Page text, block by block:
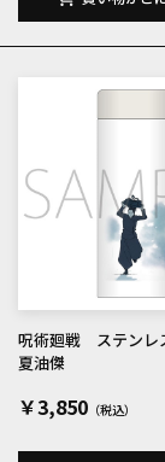
呪術廻戦 ステンレ
夏油傑
￥3,850